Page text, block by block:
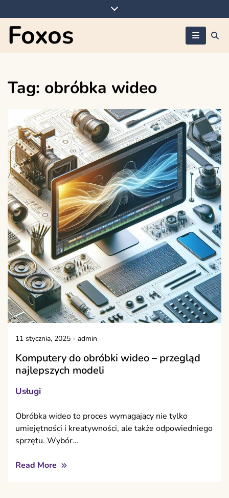
to
content
Foxos
Tag: obróbka wideo
11 stycznia, 2025 - admin
Komputery do obróbki wideo – przegląd
najlepszych modeli
Usługi
Obróbka wideo to proces wymagający nie tylko
umiejętności i kreatywności, ale także odpowiedniego
sprzętu. Wybór…
Read More